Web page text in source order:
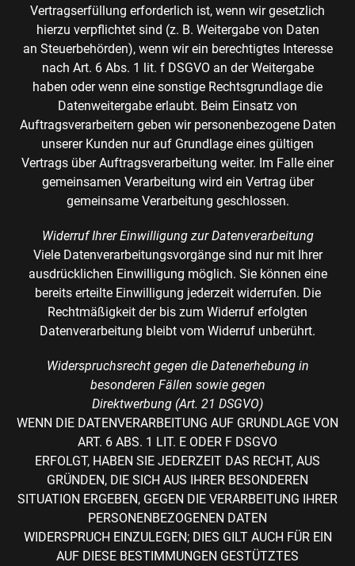
Vertragserfüllung erforderlich ist, wenn wir gesetzlich
hierzu verpflichtet sind (z. B. Weitergabe von Daten
an Steuerbehörden), wenn wir ein berechtigtes Interesse
nach Art. 6 Abs. 1 lit. f DSGVO an der Weitergabe
haben oder wenn eine sonstige Rechtsgrundlage die
Datenweitergabe erlaubt. Beim Einsatz von
Auftragsverarbeitern geben wir personenbezogene Daten
unserer Kunden nur auf Grundlage eines gültigen
Vertrags über Auftragsverarbeitung weiter. Im Falle einer
gemeinsamen Verarbeitung wird ein Vertrag über
gemeinsame Verarbeitung geschlossen.
Widerruf Ihrer Einwilligung zur Datenverarbeitung
Viele Datenverarbeitungsvorgänge sind nur mit Ihrer
ausdrücklichen Einwilligung möglich. Sie können eine
bereits erteilte Einwilligung jederzeit widerrufen. Die
Rechtmäßigkeit der bis zum Widerruf erfolgten
Datenverarbeitung bleibt vom Widerruf unberührt.
Widerspruchsrecht gegen die Datenerhebung in
besonderen Fällen sowie gegen
Direktwerbung (Art. 21 DSGVO)
WENN DIE DATENVERARBEITUNG AUF GRUNDLAGE VON
ART. 6 ABS. 1 LIT. E ODER F DSGVO
ERFOLGT, HABEN SIE JEDERZEIT DAS RECHT, AUS
GRÜNDEN, DIE SICH AUS IHRER BESONDEREN
SITUATION ERGEBEN, GEGEN DIE VERARBEITUNG IHRER
PERSONENBEZOGENEN DATEN
WIDERSPRUCH EINZULEGEN; DIES GILT AUCH FÜR EIN
AUF DIESE BESTIMMUNGEN GESTÜTZTES